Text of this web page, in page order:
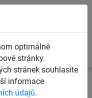
optimálně
stránky.
stránek souhlasíte
informace
údajů.
Sítě pro atletiku